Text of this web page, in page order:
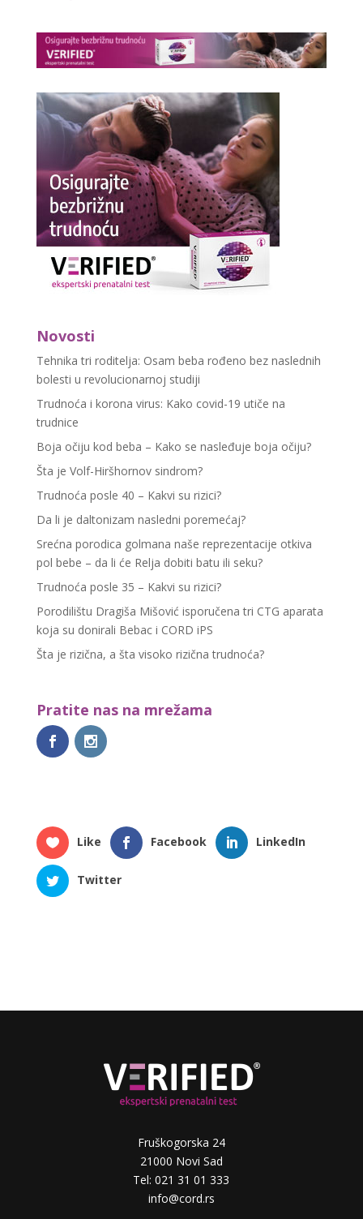
Novosti
Tehnika tri roditelja: Osam beba rođeno bez naslednih
bolesti u revolucionarnoj studiji
Trudnoća i korona virus: Kako covid-19 utiče na
trudnice
Boja očiju kod beba – Kako se nasleđuje boja očiju?
Šta je Volf-Hiršhornov sindrom?
Trudnoća posle 40 – Kakvi su rizici?
Da li je daltonizam nasledni poremećaj?
Srećna porodica golmana naše reprezentacije otkiva
pol bebe – da li će Relja dobiti batu ili seku?
Trudnoća posle 35 – Kakvi su rizici?
Porodilištu Dragiša Mišović isporučena tri CTG aparata
koja su donirali Bebac i CORD iPS
Šta je rizična, a šta visoko rizična trudnoća?
Pratite nas na mrežama
Like Facebook LinkedIn
Twitter
Fruškogorska 24
21000 Novi Sad
Tel: 021 31 01 333
info@cord.rs